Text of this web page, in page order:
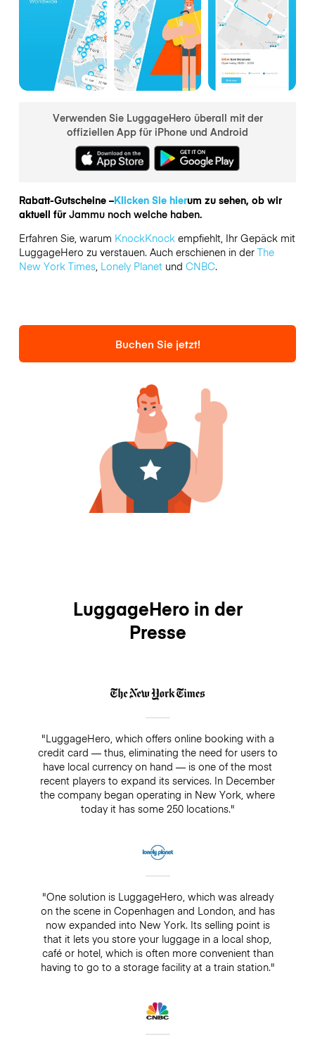
Verwenden Sie LuggageHero überall mit der
offiziellen App für iPhone und Android
Rabatt-Gutscheine –Klicken Sie hierum zu sehen, ob wir
aktuell für Jammu noch welche haben.
Erfahren Sie, warum KnockKnockempfiehlt, Ihr Gepäck mit
LuggageHero zu verstauen. Auch erschienen in der The
New York Times, Lonely Planetund CNBC.
Buchen Sie jetzt!
LuggageHero in der
Presse
"LuggageHero, which offers online booking with a
credit card — thus, eliminating the need for users to
have local currency on hand — is one of the most
recent players to expand its services. In December
the company began operating in New York, where
today it has some 250 locations."
"One solution is LuggageHero, which was already
on the scene in Copenhagen and London, and has
now expanded into New York. Its selling point is
that it lets you store your luggage in a local shop,
café or hotel, which is often more convenient than
having to go to a storage facility at a train station."